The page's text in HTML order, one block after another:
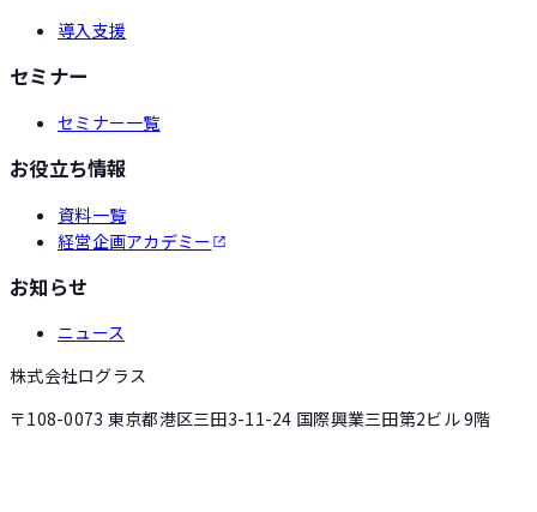
導入支援
セミナー
セミナー一覧
お役立ち情報
資料一覧
経営企画アカデミー
お知らせ
ニュース
株式会社ログラス
〒108-0073 東京都港区三田3-11-24 国際興業三田第2ビル 9階